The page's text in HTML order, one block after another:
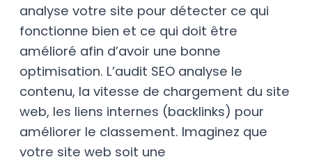
analyse votre site pour détecter ce qui
fonctionne bien et ce qui doit être
amélioré afin d’avoir une bonne
optimisation. L’audit SEO analyse le
contenu, la vitesse de chargement du site
web, les liens internes (backlinks) pour
améliorer le classement. Imaginez que
votre site web soit une